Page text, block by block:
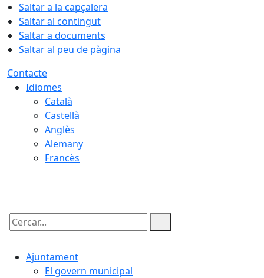
Saltar a la capçalera
Saltar al contingut
Saltar a documents
Saltar al peu de pàgina
Contacte
Idiomes
Català
Castellà
Anglès
Alemany
Francès
Cercar:
Ajuntament
El govern municipal